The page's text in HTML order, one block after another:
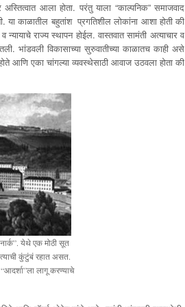
आला होता. परंतु याला “काल्पनिक” समाजवाद
या काळातील बहुतांश प्रगतिशील लोकांना आशा होती की
राज्य स्थापन होईल. वास्तवात सामंती अत्याचार व
भांडवली विकासाच्या सुरुवातीच्या काळातच काही असे
आणि एका चांगल्या व्यवस्थेसाठी आवाज उठवला होता की
येथे एक मोठी सूत
कुंटुंबं रहात असत.
लागू करण्याचे